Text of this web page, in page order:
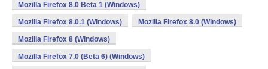
Mozilla Firefox 8.0 Beta 1 (Windows)
Mozilla Firefox 8.0.1 (Windows) Mozilla Firefox 8.0 (Windows)
Mozilla Firefox 8 (Windows)
Mozilla Firefox 7.0 (Beta 6) (Windows)